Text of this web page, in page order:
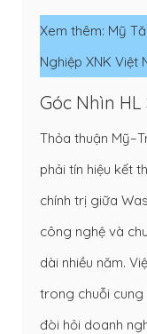
Xem thêm: Mỹ
Nghiệp XNK Việt
Góc Nhìn HL
Thỏa thuận
phải tín hiệu kết
chính trị giữa
công nghệ và
dài nhiều năm.
trong chuỗi
đòi hỏi doanh